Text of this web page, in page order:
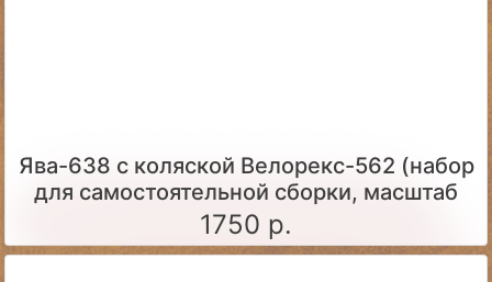
Ява-638 с коляской Велорекс-562 (набор
для самостоятельной сборки, масштаб
1:43)
1750 р.